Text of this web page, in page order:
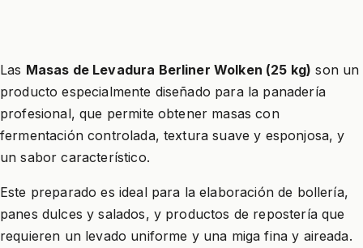
Las Masas de Levadura Berliner Wolken (25 kg) son un
producto especialmente diseñado para la panadería
profesional, que permite obtener masas con
fermentación controlada, textura suave y esponjosa, y
un sabor característico.
Este preparado es ideal para la elaboración de bollería,
panes dulces y salados, y productos de repostería que
requieren un levado uniforme y una miga fina y aireada.